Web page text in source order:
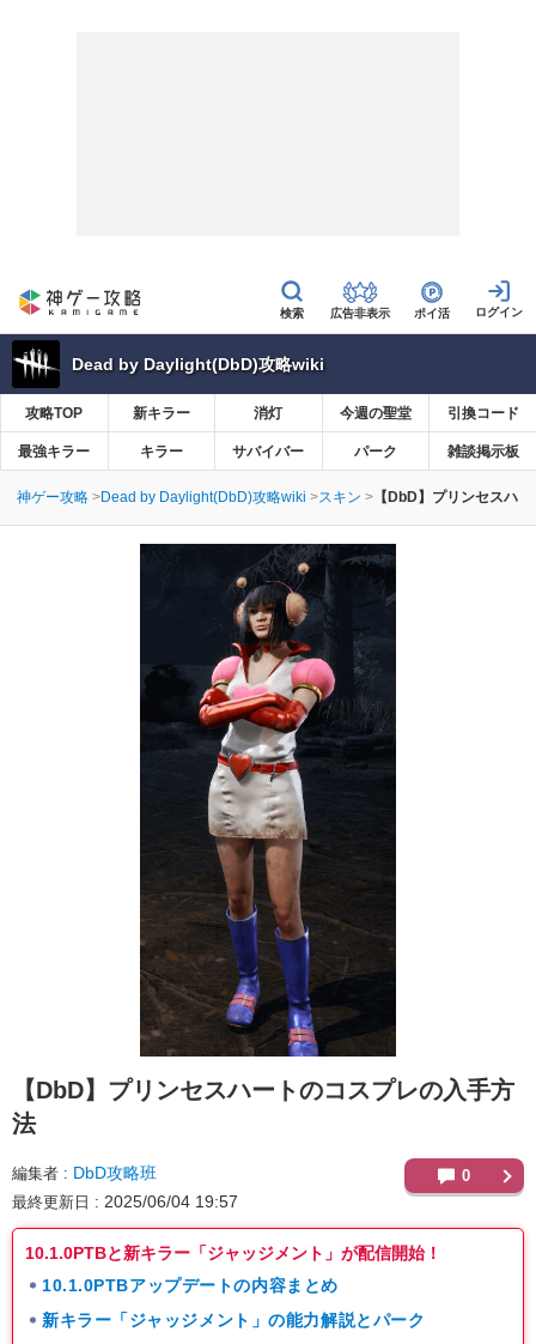
広告非表示 ポイ活
Dead by Daylight(DbD)攻略wiki
攻略TOP 新キラー 消灯 今週の聖堂 引換コード
最強キラー キラー サバイバー パーク 雑談掲示板
神ゲー攻略 Dead by Daylight(DbD)攻略wiki スキン 【DbD】プリンセスハ
【DbD】 プリンセスハートのコスプレの入手方
法
編集者 DbD攻略班
最終更新日 2025/06/04 19:57
0
10.1.0PTBと新キラー「ジャッジメント」が配信開始！
10.1.0PTBアップデートの内容まとめ
新キラー「ジャッジメント」の能力解説とパーク